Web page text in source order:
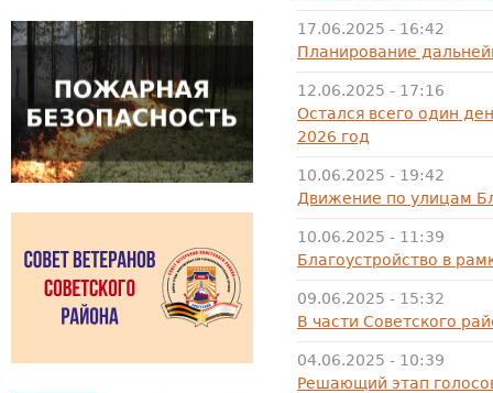
17.06.2025 - 16:42
Планирование
12.06.2025 - 17:16
Остался всего один
2026 год
10.06.2025 - 19:42
Движение по улицам
10.06.2025 - 11:39
Благоустройство в
09.06.2025 - 15:32
В части Советского
04.06.2025 - 10:39
Решающий этап